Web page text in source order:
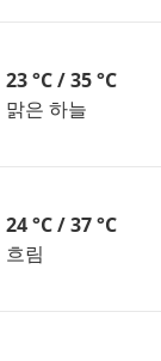
23 °C / 35 °C
맑은 하늘
24 °C / 37 °C
흐림